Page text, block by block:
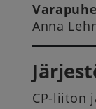
Anna
CP-liiton